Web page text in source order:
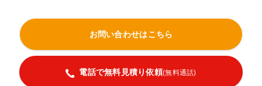
お問い合わせはこちら
電話で無料見積り依頼(無料通話)